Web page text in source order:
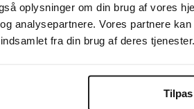
oplysninger om din brug af vores
analysepartnere. Vores partnere
fra din brug af deres tjenester.
Tilpas